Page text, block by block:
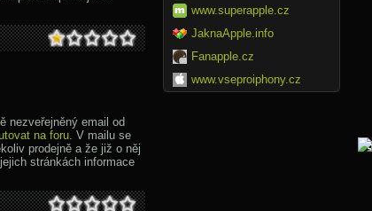
nezveřejněný email od
na foru. V mailu se
prodejně a že již o něj
stránkách informace
www.superapple.cz
JaknaApple.info
Fanapple.cz
www.vseproiphony.cz